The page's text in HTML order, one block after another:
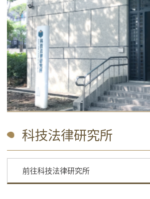
科技法律研究所
前往科技法律研究所